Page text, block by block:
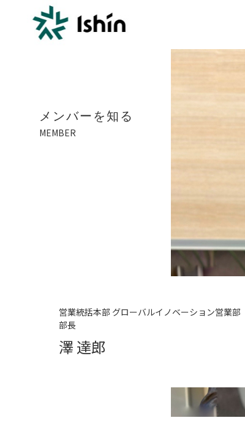
メンバーを知る
MEMBER
営業統括本部 グローバルイノベーション営業部
部長
澤 達郎